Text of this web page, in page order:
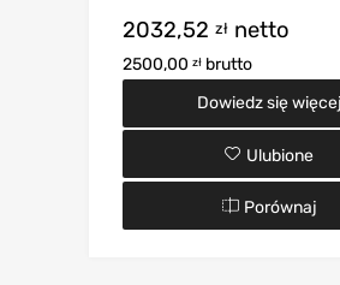
2032,52 zł netto
2500,00 zł brutto
Dowiedz się więcej
Ulubione
Porównaj